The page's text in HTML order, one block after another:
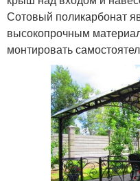
Сотовый поликарбонат
высокопрочным
монтировать